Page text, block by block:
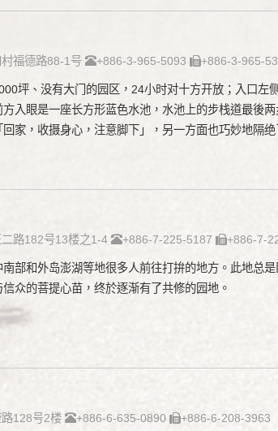
福德路88-1号 +886-3-965-5093 +886-3-965-
坪、没有大门的园区，24小时对十方开放；入口左
入眼是一座长方形蓝色水池，水池上的步栈道最後
家，收摄身心，注意脚下」，另一方面也巧妙地隔绝
路182号13楼之1-4 +886-7-225-5187 +886-7-
部和外岛澎湖等地很多人前往打拚的地方。此地总
众的菩提心苗，终於逐渐有了共修的园地。
128号2楼 +886-6-635-0890 +886-6-208-3963